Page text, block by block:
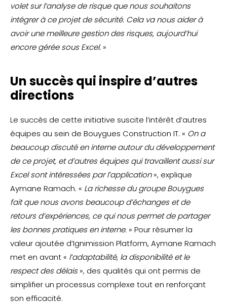
volet sur l’analyse de risque que nous souhaitons
intégrer à ce projet de sécurité. Cela va nous aider à
avoir une meilleure gestion des risques, aujourd’hui
encore gérée sous Excel. »
Un succès qui inspire d’autres
directions
Le succès de cette initiative suscite l’intérêt d’autres
équipes au sein de Bouygues Construction IT. « On a
beaucoup discuté en interne autour du développement
de ce projet, et d’autres équipes qui travaillent aussi sur
Excel sont intéressées par l’application», explique
Aymane Ramach. « La richesse du groupe Bouygues
fait que nous avons beaucoup d’échanges et de
retours d’expériences, ce qui nous permet de partager
les bonnes pratiques en interne. » Pour résumer la
valeur ajoutée d’Ignimission Platform, Aymane Ramach
met en avant « l’adaptabilité, la disponibilité et le
respect des délais», des qualités qui ont permis de
simplifier un processus complexe tout en renforçant
son efficacité.